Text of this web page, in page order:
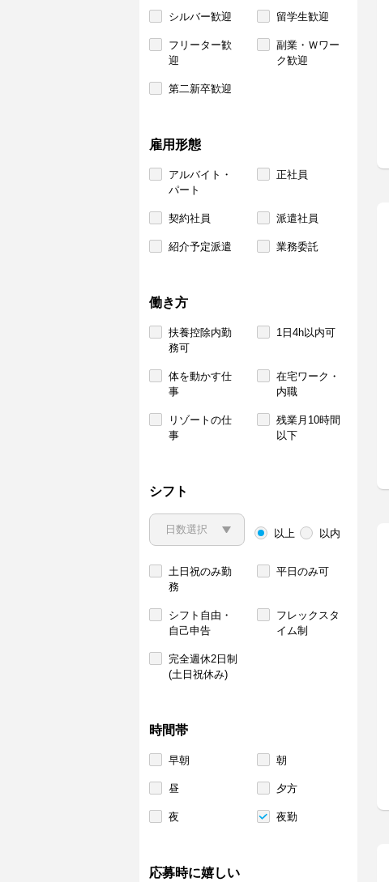
シルバー歓迎 留学生歓迎
フリーター歓
迎
副業・Ｗワー
ク歓迎
第二新卒歓迎
雇用形態
アルバイト・
パート
正社員
契約社員 派遣社員
紹介予定派遣 業務委託
働き方
扶養控除内勤
務可
1日4h以内可
体を動かす仕
事
在宅ワーク・
内職
リゾートの仕
事
残業月10時間
以下
シフト
以上 以内
土日祝のみ勤
務
平日のみ可
シフト自由・
自己申告
フレックスタ
イム制
完全週休2日制
(土日祝休み)
時間帯
早朝 朝
昼 夕方
夜 夜勤
応募時に嬉しい